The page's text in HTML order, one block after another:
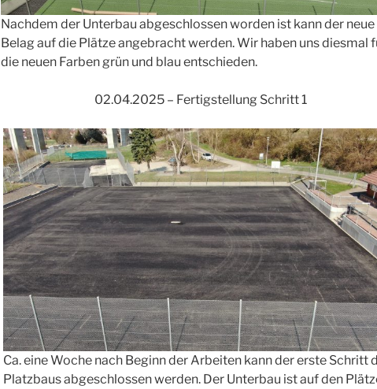
Nachdem der Unterbau abgeschlossen worden ist kann der neue
Belag auf die Plätze angebracht werden. Wir haben uns diesmal
die neuen Farben grün und blau entschieden.
02.04.2025 – Fertigstellung Schritt 1
Ca. eine Woche nach Beginn der Arbeiten kann der erste Schritt
Platzbaus abgeschlossen werden. Der Unterbau ist auf den